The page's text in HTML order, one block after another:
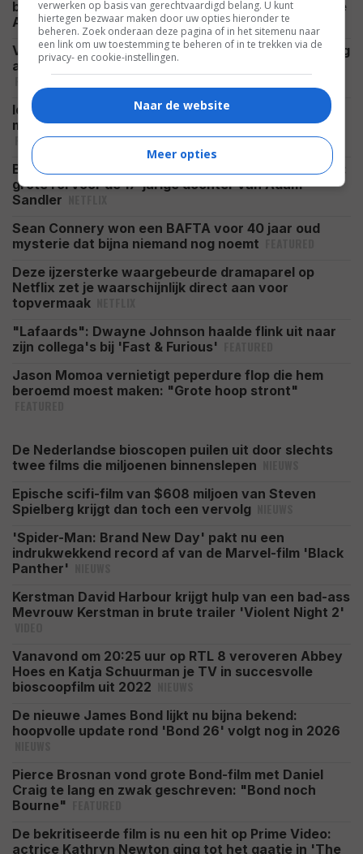
bevestigt dat hij voor bepaalde scènes generatieve
AI heeft ingezetNIEUWS
Veroordeelde moordenaar wordt decennia later nog
altijd geëerd op de Hollywood Walk of Fame
Idris Elba noemde het "een pure marteling" dat hij
moest terugkeren voor 'Thor: The Dark World'
FEATURED
Binnenkort komt Netflix met 'Don't Say Good Luck':
grote rol voor de 17-jarige dochter van Adam
Sandler
Sean Connery won een BAFTA voor 40 jaar oud
mysterie dat bijna niemand nog noemt
Deze ijzersterke waargebeurde dramaparel op
Netflix zet je waarschijnlijk direct aan voor
topvermaak
"Lafaards": Dwayne Johnson haalde flink uit naar
zijn collega's bij 'Fast & Furious'
Jason Momoa vernietigt peperdure flop die hem
beroemd moest maken: "Grote hoop stront"
De Nederlandse bioscopen puilen uit door slechts
twee films die miljoenen binnenslepen
Epische scifi-film van $608 miljoen van Steven
Spielberg krijgt dan toch een vervolg
'Spider-Man: Brand New Day' pakt nu een
indrukwekkend record af van de Marvel-film 'Black
Panther'
Kerstman David Harbour krijgt hulp van een bad-ass
Mevrouw Kerstman in brute trailer 'Violent Night 2'
Vanavond om 20:25 uur op RTL 8 veroveren Abbey
Hoes en Katja Schuurman je TV in succesvolle
bioscoopfilm uit 2022
De nieuwe James Bond lijkt nu bijna bekend:
hoopvolle update rond 'Bond 26' volgt nog in 2026
Pierce Brosnan vond grote Bond-film met Daniel
Craig te lang en zwak geschreven: "Bond noch
Bourne"
De bekritiseerde film is nu een hit op Prime Video:
actrice Kathryn Newton ging tot het gaatje in 'The
verwerken op basis van gerechtvaardigd belang. U kunt
hiertegen bezwaar maken door uw opties hieronder te
beheren. Zoek onderaan deze pagina of in het sitemenu naar
een link om uw toestemming te beheren of in te trekken via de
privacy- en cookie-instellingen.
Naar de website
Meer opties